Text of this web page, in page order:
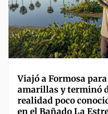
Viajó a Formosa
amarillas y terminó
realidad poco
en el Bañado La